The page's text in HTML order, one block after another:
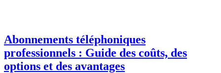
Abonnements téléphoniques
professionnels : Guide des coûts, des
options et des avantages